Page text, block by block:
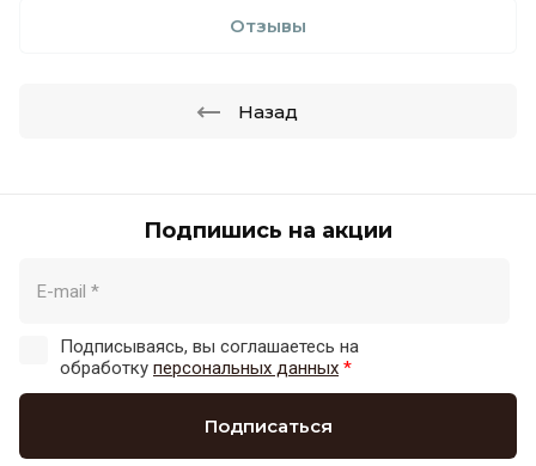
Отзывы
Назад
Подпишись на акции
Подписываясь, вы соглашаетесь на
обработку персональных данных *
Подписаться